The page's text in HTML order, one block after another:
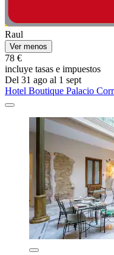
Raul
Ver menos
78 €
incluye tasas e impuestos
Del 31 ago al 1 sept
Hotel Boutique Palacio